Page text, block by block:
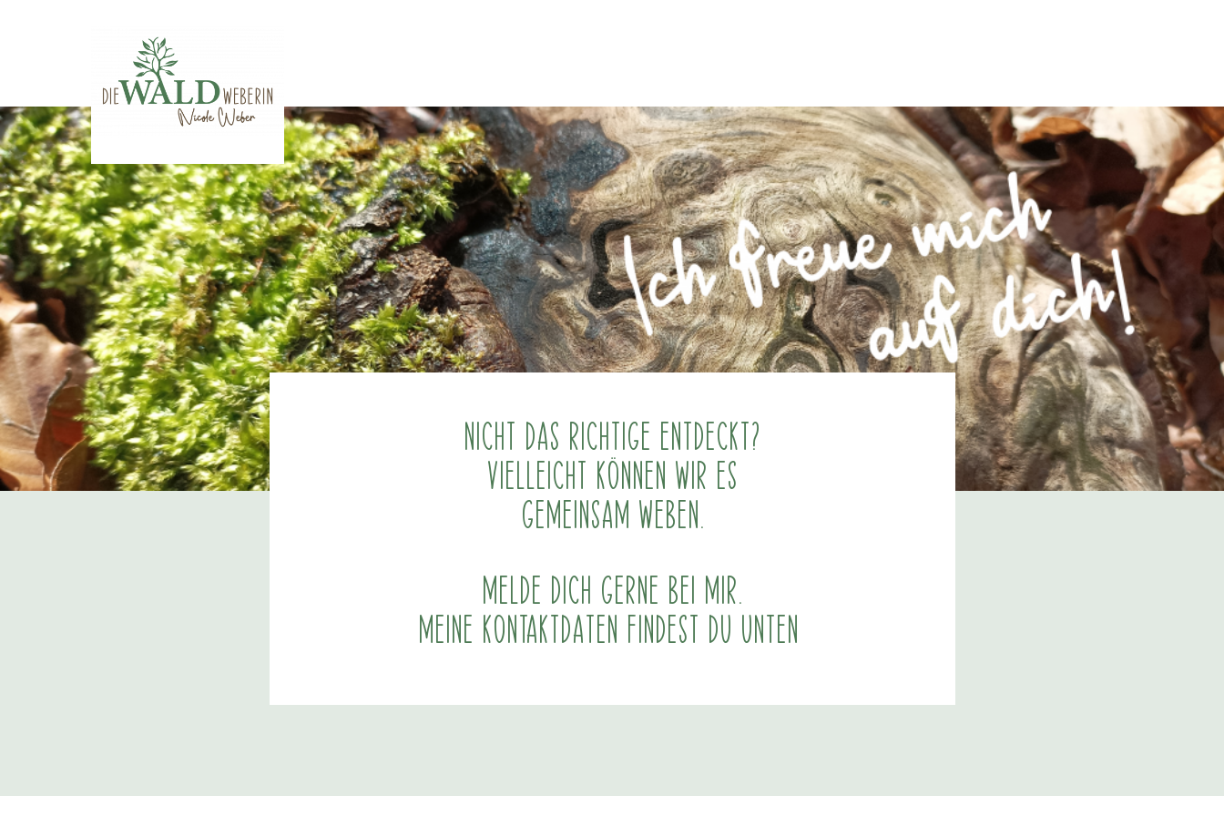
Nicht das Richtige entdeckt?
Vielleicht können wir es
gemeinsam weben.
Melde dich gerne bei mir.
Meine Kontaktdaten findest du unten